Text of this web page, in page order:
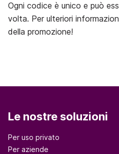
Ogni codice è unico e può
volta. Per ulteriori
della promozione!
Le nostre soluzioni
Per uso privato
Per aziende